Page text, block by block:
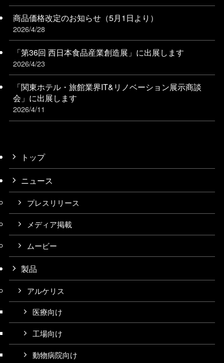
商品価格改定のお知らせ（5月1日より）
2026/4/28
「第36回 西日本食品産業創造展」に出展します
2026/4/23
「関東ホテル・旅館業界IT&リノベーション展⽰商談
会」に出展します
2026/4/11
トップ
ニュース
プレスリリース
メディア掲載
ムービー
製品
アルケリス
医療向け
工場向け
動物病院向け